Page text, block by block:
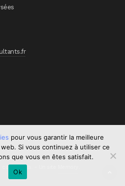
consultants. - Un site
pour vous garantir la meilleure
Si vous continuez à utiliser ce
que vous en êtes satisfait.
Ok